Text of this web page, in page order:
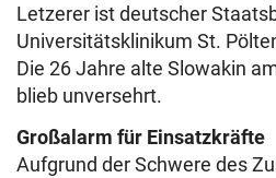
Letzerer ist deutscher
Universitätsklinikum St.
Die 26 Jahre alte Slowakin
blieb unversehrt.
Großalarm für Einsatzkräfte
Aufgrund der Schwere des